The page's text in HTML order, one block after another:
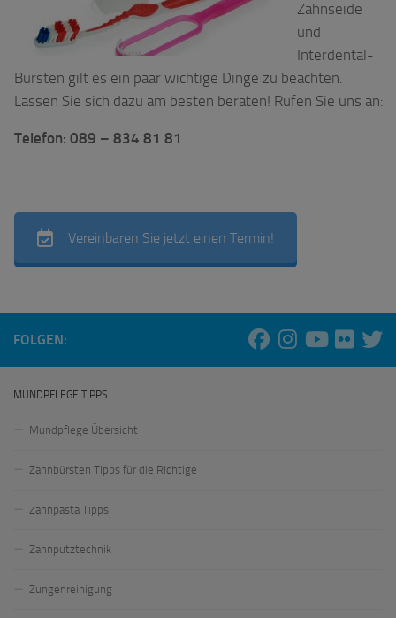
Zahnseide
und
Interdental-
Bürsten gilt es ein paar wichtige Dinge zu beachten.
Lassen Sie sich dazu am besten beraten! Rufen Sie uns an:
Telefon: 089 – 834 81 81
Vereinbaren Sie jetzt einen Termin!
FOLGEN:
MUNDPFLEGE TIPPS
Mundpflege Übersicht
Zahnbürsten Tipps für die Richtige
Zahnpasta Tipps
Zahnputztechnik
Zungenreinigung